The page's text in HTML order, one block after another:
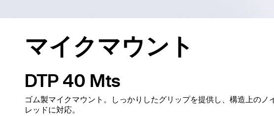
マイクマウント
DTP 40 Mts
ゴム製マイクマウント。しっかりしたグリップを提供し、構造上の
レッドに対応。